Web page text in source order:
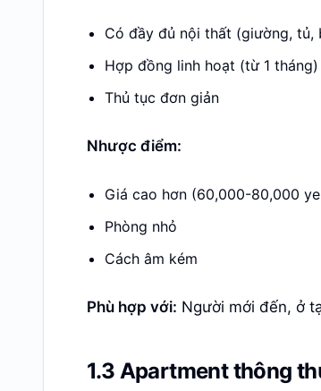
Có đầy đủ nội thất (giường, tủ,
Hợp đồng linh hoạt (từ 1 tháng)
Thủ tục đơn giản
Nhược điểm:
Giá cao hơn (60,000-80,000
Phòng nhỏ
Cách âm kém
Phù hợp với: Người mới đến, ở
1.3 Apartment thông